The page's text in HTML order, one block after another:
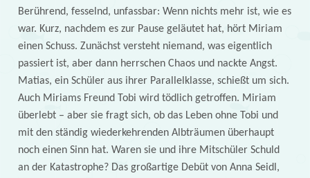
Berührend, fesselnd, unfassbar: Wenn nichts mehr ist, wie es
war. Kurz, nachdem es zur Pause geläutet hat, hört Miriam
einen Schuss. Zunächst versteht niemand, was eigentlich
passiert ist, aber dann herrschen Chaos und nackte Angst.
Matias, ein Schüler aus ihrer Parallelklasse, schießt um sich.
Auch Miriams Freund Tobi wird tödlich getroffen. Miriam
überlebt – aber sie fragt sich, ob das Leben ohne Tobi und
mit den ständig wiederkehrenden Albträumen überhaupt
noch einen Sinn hat. Waren sie und ihre Mitschüler Schuld
an der Katastrophe? Das großartige Debüt von Anna Seidl,